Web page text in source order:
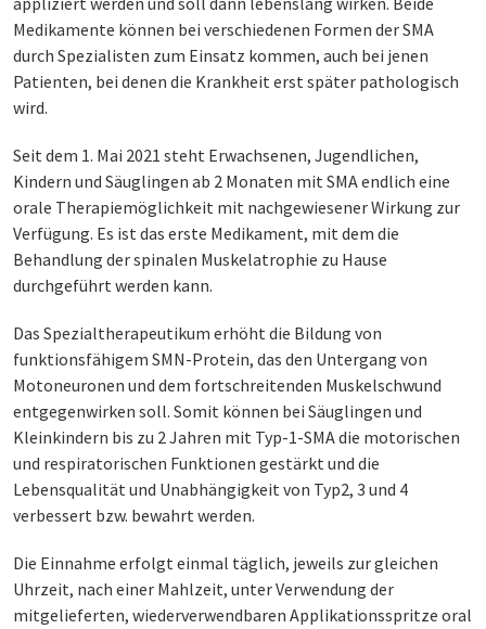
Medikamente können bei verschiedenen Formen der SMA
durch Spezialisten zum Einsatz kommen, auch bei jenen
Patienten, bei denen die Krankheit erst später pathologisch
wird.
Seit dem 1. Mai 2021 steht Erwachsenen, Jugendlichen,
Kindern und Säuglingen ab 2 Monaten mit SMA endlich eine
orale Therapiemöglichkeit mit nachgewiesener Wirkung zur
Verfügung. Es ist das erste Medikament, mit dem die
Behandlung der spinalen Muskelatrophie zu Hause
durchgeführt werden kann.
Das Spezialtherapeutikum erhöht die Bildung von
funktionsfähigem SMN-Protein, das den Untergang von
Motoneuronen und dem fortschreitenden Muskelschwund
entgegenwirken soll. Somit können bei Säuglingen und
Kleinkindern bis zu 2 Jahren mit Typ-1-SMA die motorischen
und respiratorischen Funktionen gestärkt und die
Lebensqualität und Unabhängigkeit von Typ2, 3 und 4
verbessert bzw. bewahrt werden.
Die Einnahme erfolgt einmal täglich, jeweils zur gleichen
Uhrzeit, nach einer Mahlzeit, unter Verwendung der
mitgelieferten, wiederverwendbaren Applikationsspritze oral